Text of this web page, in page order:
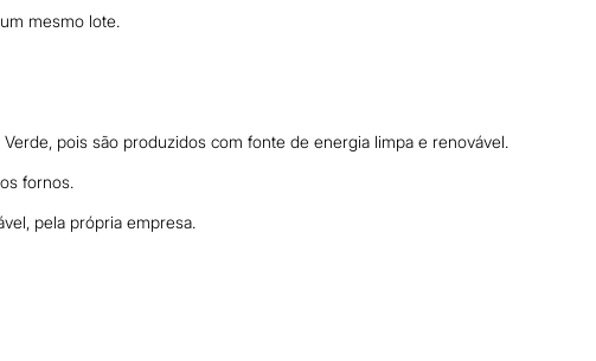
mesmo lote.
pois são produzidos com fonte de energia limpa e renovável.
fornos.
pela própria empresa.